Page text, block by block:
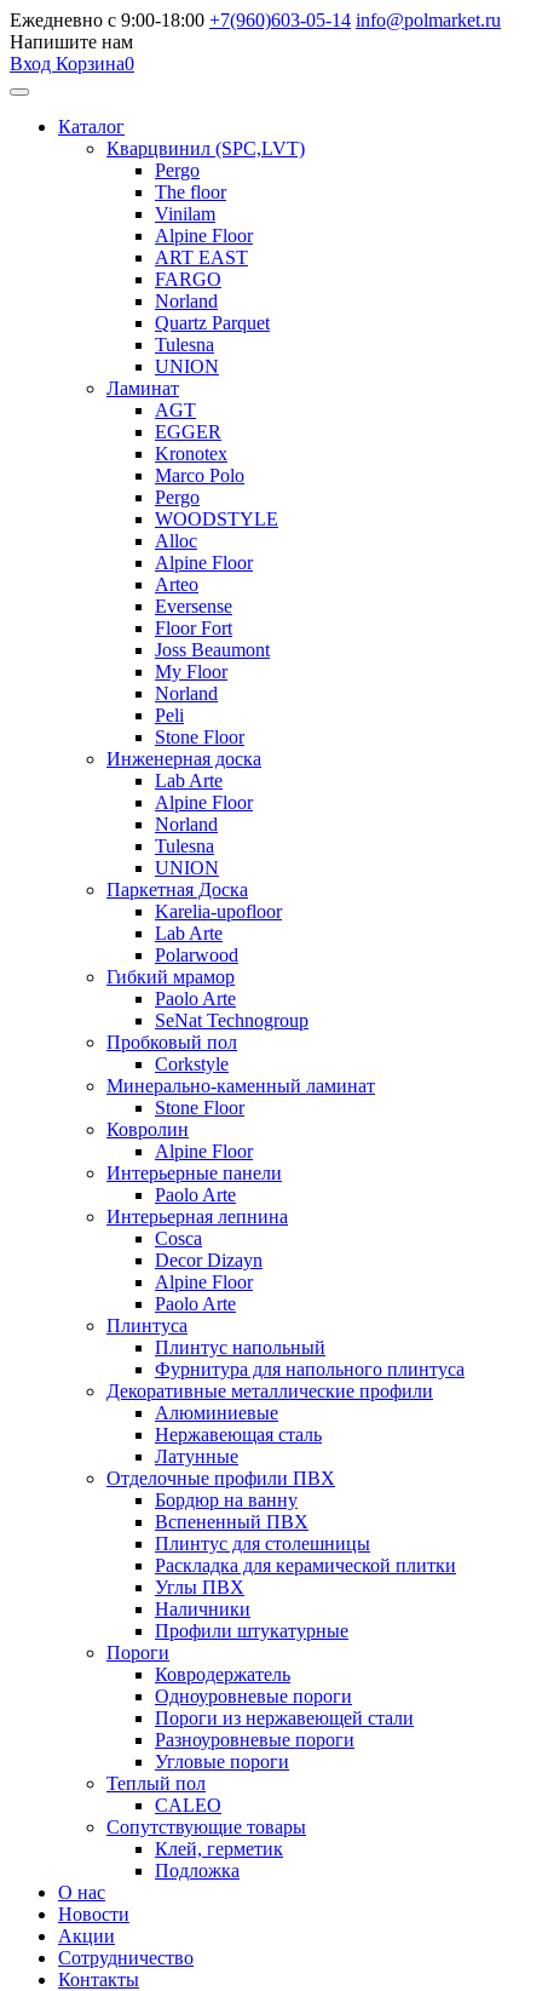
Ежедневно с 9:00-18:00 +7(960)603-05-14 info@polmarket.ru
Напишите нам
Вход Корзина0
Каталог
Кварцвинил (SPC,LVT)
Pergo
The floor
Vinilam
Alpine Floor
ART EAST
FARGO
Norland
Quartz Parquet
Tulesna
UNION
Ламинат
AGT
EGGER
Kronotex
Marco Polo
Pergo
WOODSTYLE
Alloc
Alpine Floor
Arteo
Eversense
Floor Fort
Joss Beaumont
My Floor
Norland
Peli
Stone Floor
Инженерная доска
Lab Arte
Alpine Floor
Norland
Tulesna
UNION
Паркетная Доска
Karelia-upofloor
Lab Arte
Polarwood
Гибкий мрамор
Paolo Arte
SeNat Technogroup
Пробковый пол
Corkstyle
Минерально-каменный ламинат
Stone Floor
Ковролин
Alpine Floor
Интерьерные панели
Paolo Arte
Интерьерная лепнина
Cosca
Decor Dizayn
Alpine Floor
Paolo Arte
Плинтуса
Плинтус напольный
Фурнитура для напольного плинтуса
Декоративные металлические профили
Алюминиевые
Нержавеющая сталь
Латунные
Отделочные профили ПВХ
Бордюр на ванну
Вспененный ПВХ
Плинтус для столешницы
Раскладка для керамической плитки
Углы ПВХ
Наличники
Профили штукатурные
Пороги
Ковродержатель
Одноуровневые пороги
Пороги из нержавеющей стали
Разноуровневые пороги
Угловые пороги
Теплый пол
CALEO
Сопутствующие товары
Клей, герметик
Подложка
О нас
Новости
Акции
Сотрудничество
Контакты